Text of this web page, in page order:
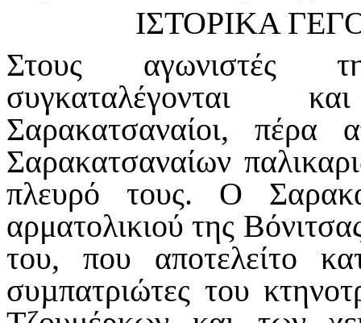
ΙΣΤΟΡΙΚΑ
Στους αγωνιστές
συγκαταλέγονται
Σαρακατσαναίοι,
Σαρακατσαναίων
πλευρό τους. Ο
αρματολικιού της
του, που αποτελείτο
συµπατριώτες του